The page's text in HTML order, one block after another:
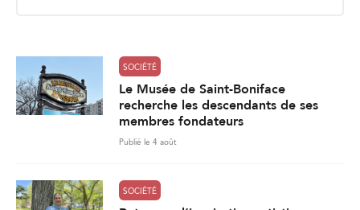
SOCIÉTÉ
Le Musée de Saint-Boniface
recherche les descendants de ses
membres fondateurs
Publié le 4 août
SOCIÉTÉ